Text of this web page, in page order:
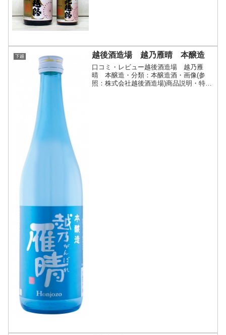
下越 越後酒造場 越乃雁晴 本醸造
口コミ・レビュー越後酒造場 越乃雁
晴 本醸造・分類：本醸造酒・画像(参
照：株式会社越後酒造場)商品説明・特徴